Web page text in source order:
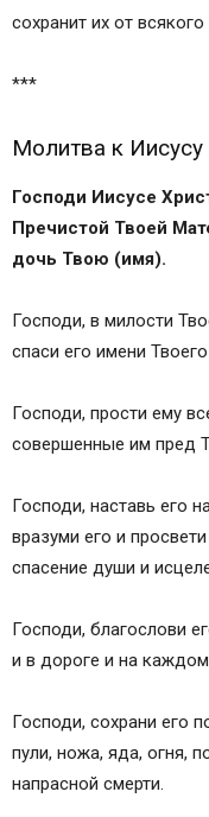
сохранит их от
***
Молитва к Иисусу
Господи Иисусе
Пречистой Твоей
дочь Твою (имя).
Господи, в милости
спаси его имени
Господи, прости ему
совершенные им пред
Господи, наставь его
вразуми его и
спасение души и
Господи, благослови
и в дороге и на
Господи, сохрани его
пули, ножа, яда, огня,
напрасной смерти.